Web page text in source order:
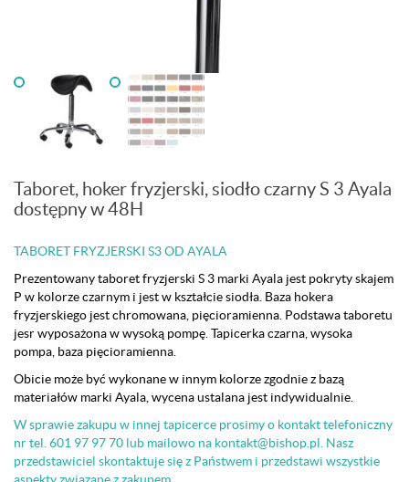
Taboret, hoker fryzjerski, siodło czarny S 3 Ayala
dostępny w 48H
TABORET FRYZJERSKI S3 OD AYALA
Prezentowany taboret fryzjerski S 3 marki Ayala jest pokryty skajem
P w kolorze czarnym i jest w kształcie siodła. Baza hokera
fryzjerskiego jest chromowana, pięcioramienna. Podstawa taboretu
jesr wyposażona w wysoką pompę. Tapicerka czarna, wysoka
pompa, baza pięcioramienna.
Obicie może być wykonane w innym kolorze zgodnie z bazą
materiałów marki Ayala, wycena ustalana jest indywidualnie.
W sprawie zakupu w innej tapicerce prosimy o kontakt telefoniczny
nr tel. 601 97 97 70 lub mailowo na kontakt@bishop.pl. Nasz
przedstawiciel skontaktuje się z Państwem i przedstawi wszystkie